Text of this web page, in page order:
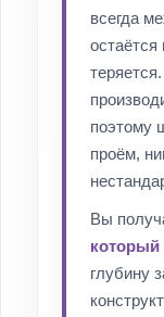
всегда
теряется.
поэтому
проём,
Вы
который
глубину